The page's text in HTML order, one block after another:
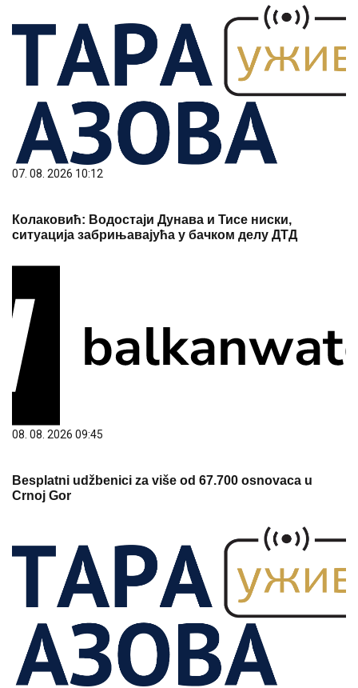
07. 08. 2026 10:12
Колаковић: Водостаји Дунава и Тисе ниски,
ситуација забрињавајућа у бачком делу ДТД
08. 08. 2026 09:45
Besplatni udžbenici za više od 67.700 osnovaca u
Crnoj Gor